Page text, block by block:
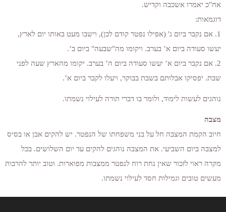
אח"כ יאמרו אשכבה וקדיש.
דוגמאות:
1. אם נקבר ביום ג' (אפילו נפטר קודם לכן), וישבו מעט באותו יום לארץ,
יעשו סעודה ביום א’ בערב. ויקומו מה"שבעה" ביום ב’.
2. אם נקבר ביום א’ יעשו סעודה ביום ה’ בערב. יקומו מהארץ שעה לפני
שבת. יפסיקו אבלותם בשבת בבוקר, ויעלו לקבר ביום א’.
נוהגים לעשות לימוד, ולומר בו דברי תורה לעילוי נשמתו.
מצבה
חיוב הקמת המצבה חל על בני משפחתו של הנפטר. יש להקים אבן או בסיס
למצבה ביום השביעי. את המצבה נוהגים להקים עד יום השלושים. בכל
מקרה ראוי לזכור שאין נחת רוח לנפטר ממצבות מפוארות. וטוב יותר להרבות
מעשים טובים וגמילות חסד לעילוי נשמתו.